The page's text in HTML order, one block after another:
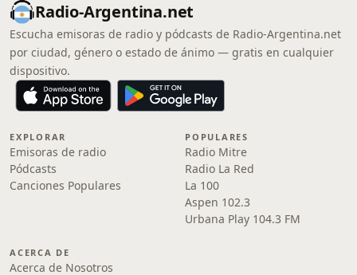
Radio-Argentina.net
Escucha emisoras de radio y pódcasts de Radio-Argentina.net
por ciudad, género o estado de ánimo — gratis en cualquier
dispositivo.
EXPLORAR
Emisoras de radio
Pódcasts
Canciones Populares
POPULARES
Radio Mitre
Radio La Red
La 100
Aspen 102.3
Urbana Play 104.3 FM
ACERCA DE
Acerca de Nosotros